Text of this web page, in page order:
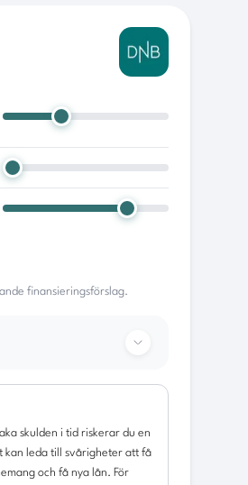
finansieringsförslag.
17 960 kr
71 840
skulden i tid riskerar du en
kan leda till svårigheter att få
och få nya lån. För